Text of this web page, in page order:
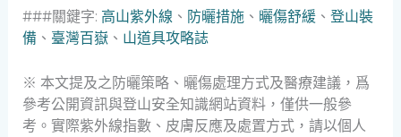
###關鍵字: 高山紫外線 、 防曬措施、 曬傷舒緩、 登山裝
備、 臺灣百嶽、 山道具攻略誌
※ 本文提及之防曬策略、曬傷處理方式及醫療建議，爲
參考公開資訊與登山安全知識網站資料，僅供一般參
考。實際紫外線指數、皮膚反應及處置方式，請以個人